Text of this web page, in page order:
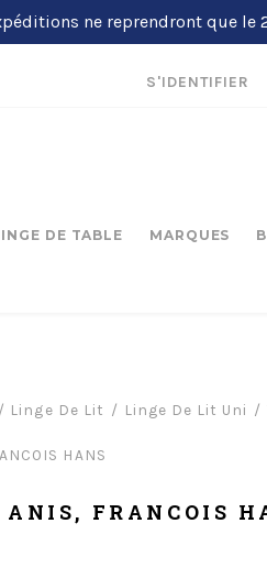
ne reprendront que le
S'IDENTIFIER
DE TABLE MARQUES
/ Linge De Lit Linge De Lit Uni
HANS
FRANCOIS